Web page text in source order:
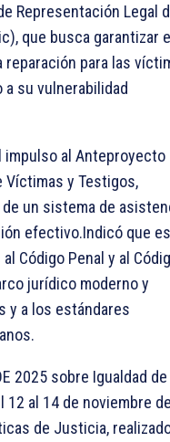
Representación Legal
que busca garantizar
para las
su vulnerabilidad
impulso al Anteproyecto
Víctimas y Testigos,
un sistema de
efectivo.Indicó que
Código Penal y al
jurídico moderno y
y a los estándares
2025 sobre Igualdad de
al 14 de noviembre
de Justicia,